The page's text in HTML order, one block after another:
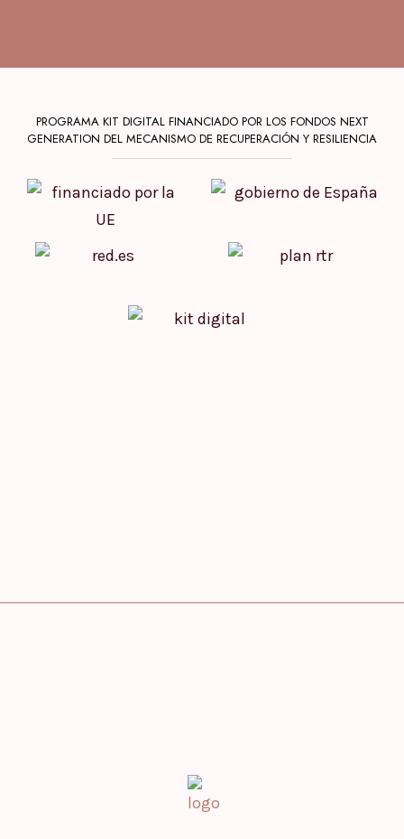
PROGRAMA KIT DIGITAL FINANCIADO POR LOS FONDOS NEXT
GENERATION DEL MECANISMO DE RECUPERACIÓN Y RESILIENCIA